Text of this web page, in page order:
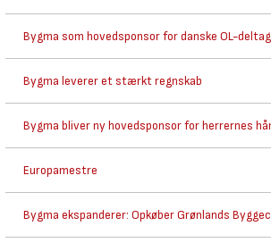
Bygma som hovedsponsor for danske OL-
Bygma leverer et stærkt regnskab
Bygma bliver ny hovedsponsor for herrernes
Europamestre
Bygma ekspanderer: Opkøber Grønlands